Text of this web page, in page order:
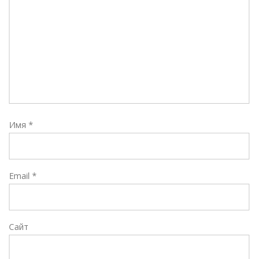
Имя *
Email *
Сайт